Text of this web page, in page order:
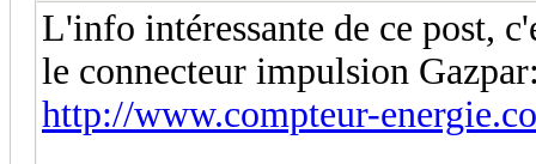
L'info intéressante de ce post,
le connecteur impulsion
http://www.compteur-